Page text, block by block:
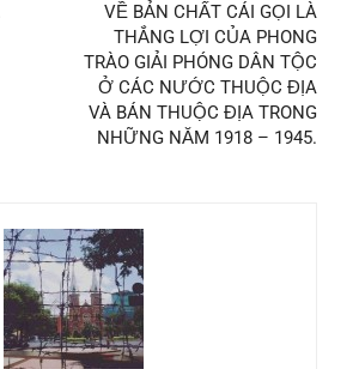
VỀ BẢN CHẤT CÁI GỌI LÀ
THẮNG LỢI CỦA PHONG
TRÀO GIẢI PHÓNG DÂN TỘC
Ở CÁC NƯỚC THUỘC ĐỊA
VÀ BÁN THUỘC ĐỊA TRONG
NHỮNG NĂM 1918 – 1945.